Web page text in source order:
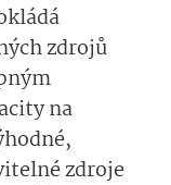
zdrojů
na
zdroje